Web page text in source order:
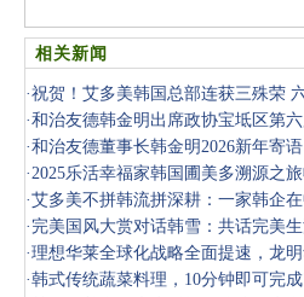
相关新闻
·祝贺！艾多美韩国总部连获三殊荣
Top2
·和治友德韩金明出席政协宝坻区第
议
·和治友德董事长韩金明2026新年寄语
·2025乐活幸福家韩国圃美多溯源之
·艾多美不拼韩流拼深耕：一家韩企
出”之路
· 完美国风大赏对话韩雪：共话完美
·理想华莱全球化战略全面提速，龙
市场
·韩式传统蔬菜料理，10分钟即可完